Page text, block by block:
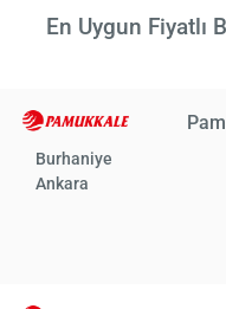
En Uygun Fiyatlı
Burhaniye
Ankara